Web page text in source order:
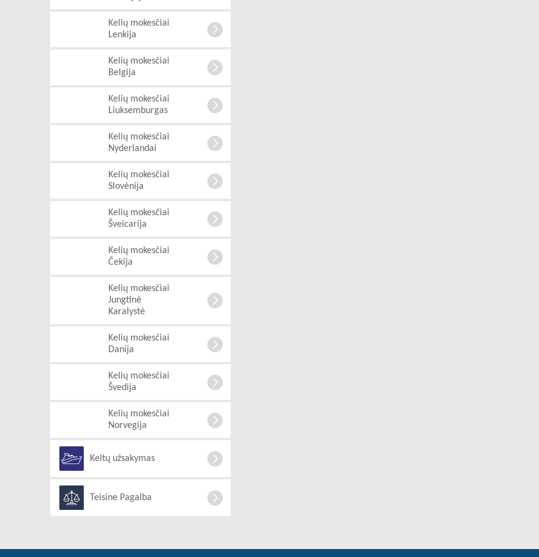
Kelių mokesčiai
Lenkija
Kelių mokesčiai
Belgija
Kelių mokesčiai
Liuksemburgas
Kelių mokesčiai
Nyderlandai
Kelių mokesčiai
Slovėnija
Kelių mokesčiai
Šveicarija
Kelių mokesčiai
Čekija
Kelių mokesčiai
Jungtinė
Karalystė
Kelių mokesčiai
Danija
Kelių mokesčiai
Švedija
Kelių mokesčiai
Norvegija
Keltų užsakymas
Teisine Pagalba